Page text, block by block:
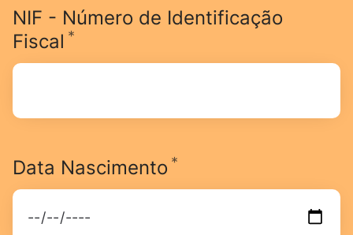
NIF - Número de Identificação
Fiscal *
Data Nascimento *